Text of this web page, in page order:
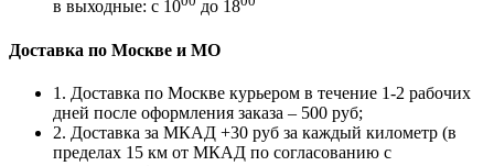
в выходные: с 10 до 18
Доставка по Москве и МО
1. Доставка по Москве курьером в течение 1-2 рабочих
дней после оформления заказа – 500 руб;
2. Доставка за МКАД +30 руб за каждый километр (в
пределах 15 км от МКАД по согласованию с